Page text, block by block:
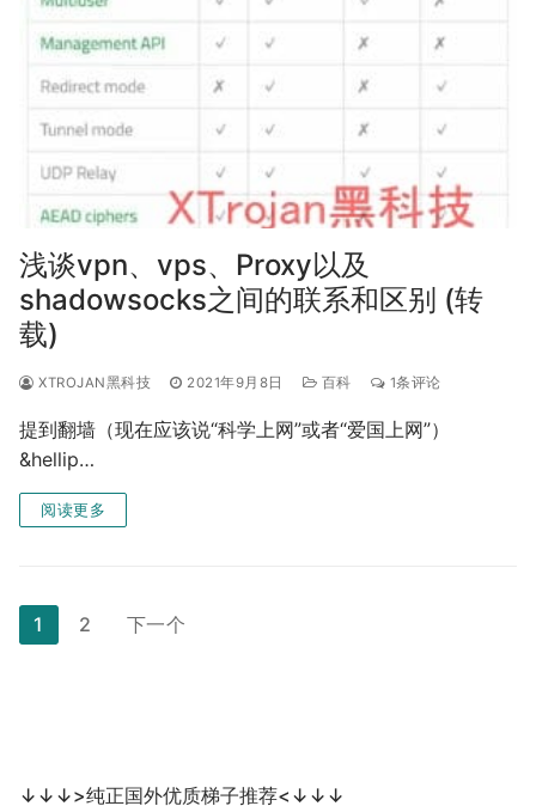
浅谈vpn、vps、Proxy以及
shadowsocks之间的联系和区别 (转
载)
XTROJAN黑科技 2021年9月8日 百科 1条评论
提到翻墙（现在应该说“科学上网”或者“爱国上网”）
&hellip…
阅读更多
文
1 2 下一个
↓↓↓>纯正国外优质梯子推荐<↓↓↓